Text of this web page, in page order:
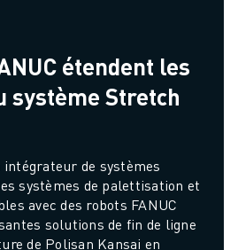
étendent les
système Stretch
de systèmes
systèmes de palettisation et
avec des robots FANUC
solutions de fin de ligne
de Polisan Kansai en